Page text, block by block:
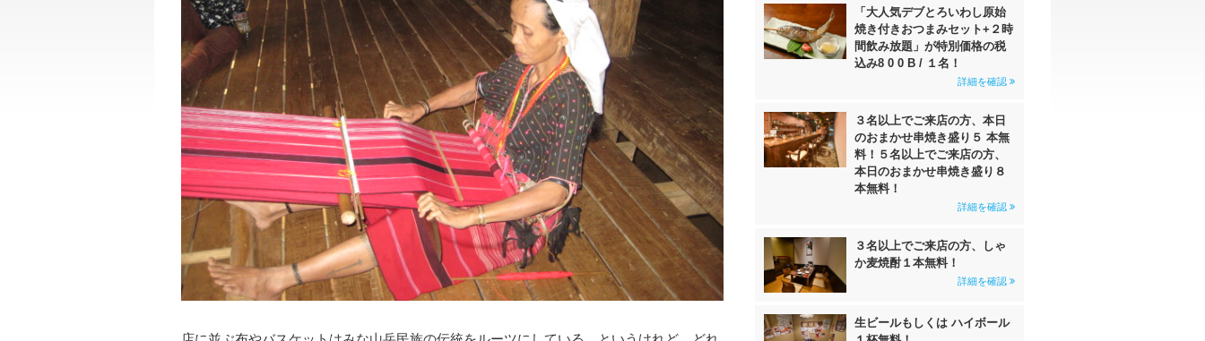
「大人気デブとろいわし原始
焼き付きおつまみセット+２時
間飲み放題」が特別価格の税
込み8 0 0 B / １名！
詳細を確認
３名以上でご来店の方、本日
のおまかせ串焼き盛り５ 本無
料！５名以上でご来店の方、
本日のおまかせ串焼き盛り８
本無料！
詳細を確認
３名以上でご来店の方、しゃ
か麦焼酎１本無料！
詳細を確認
生ビールもしくは ハイボール